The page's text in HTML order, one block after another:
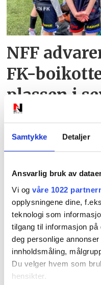
Samtykke Detaljer
Ansvarlig bruk av
Vi og våre 1022
opplysningene dine,
teknologi som
tilgang til informasjon
deg personlige
innholdsmåling,
Du velger hvem som
hensikter.
NFF
FK-
plassen i
Det er
som får
– Er jo